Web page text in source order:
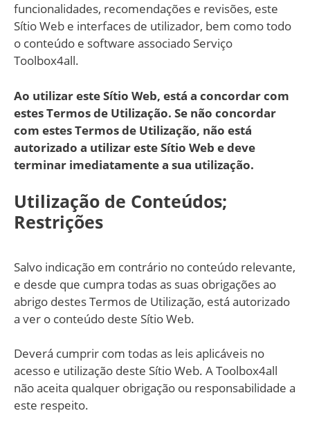
funcionalidades, recomendações e revisões, este
Sítio Web e interfaces de utilizador, bem como todo
o conteúdo e software associado Serviço
Toolbox4all.
Ao utilizar este Sítio Web, está a concordar com
estes Termos de Utilização. Se não concordar
com estes Termos de Utilização, não está
autorizado a utilizar este Sítio Web e deve
terminar imediatamente a sua utilização.
Utilização de Conteúdos;
Restrições
Salvo indicação em contrário no conteúdo relevante,
e desde que cumpra todas as suas obrigações ao
abrigo destes Termos de Utilização, está autorizado
a ver o conteúdo deste Sítio Web.
Deverá cumprir com todas as leis aplicáveis no
acesso e utilização deste Sítio Web. A Toolbox4all
não aceita qualquer obrigação ou responsabilidade a
este respeito.